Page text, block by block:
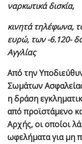
ναρκωτικά δισκία,
κινητά τηλέφωνα,
ευρώ, των -6.120-
Αγγλίας
Από την
Σωμάτων
η δράση
από προϊστάμενο
Αρχής, οι οποίοι
ωφελήματα για μη